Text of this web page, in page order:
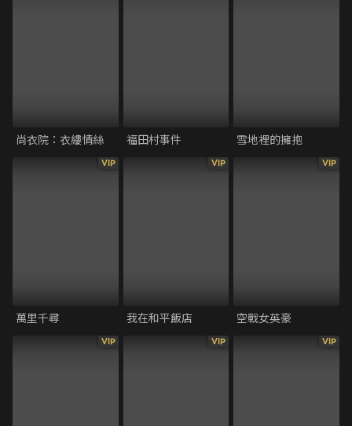
尚衣院：衣縷情絲 福田村事件 雪地裡的擁抱
VIP
萬里千尋
VIP
我在和平飯店
VIP
空戰女英豪
VIP VIP VIP